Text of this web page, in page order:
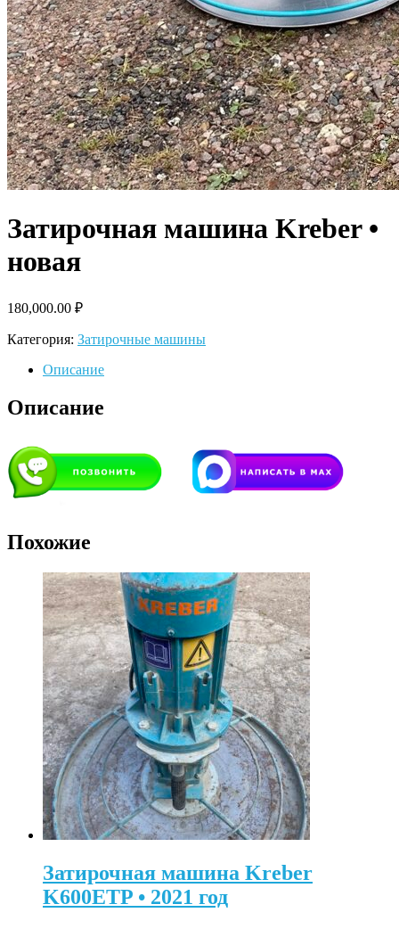
Затирочная машина Kreber •
новая
180,000.00 ₽
Категория: Затирочные машины
Описание
Описание
Похожие
Затирочная машина Kreber
K600ETP • 2021 год